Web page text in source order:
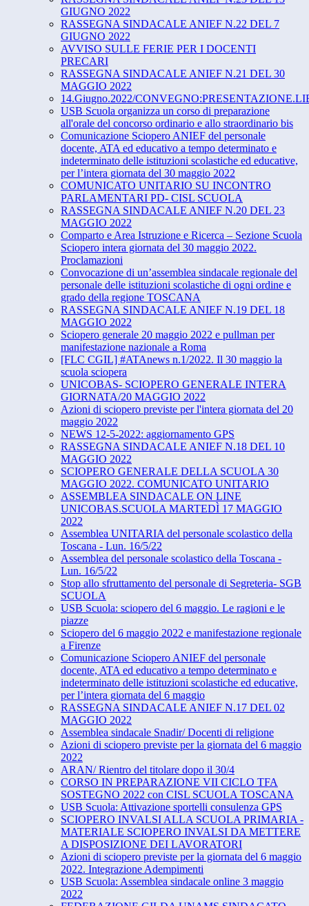
GIUGNO 2022
RASSEGNA SINDACALE ANIEF N.22 DEL 7
GIUGNO 2022
AVVISO SULLE FERIE PER I DOCENTI
PRECARI
RASSEGNA SINDACALE ANIEF N.21 DEL 30
MAGGIO 2022
14.Giugno.2022/
USB Scuola organizza un corso di preparazione
all'orale del concorso ordinario e allo straordinario bis
Comunicazione Sciopero ANIEF del personale
docente, ATA ed educativo a tempo determinato e
indeterminato delle istituzioni scolastiche ed educative,
per l’intera giornata del 30 maggio 2022
COMUNICATO UNITARIO SU INCONTRO
PARLAMENTARI PD- CISL SCUOLA
RASSEGNA SINDACALE ANIEF N.20 DEL 23
MAGGIO 2022
Comparto e Area Istruzione e Ricerca – Sezione Scuola
Sciopero intera giornata del 30 maggio 2022.
Proclamazioni
Convocazione di un’assemblea sindacale regionale del
personale delle istituzioni scolastiche di ogni ordine e
grado della regione TOSCANA
RASSEGNA SINDACALE ANIEF N.19 DEL 18
MAGGIO 2022
Sciopero generale 20 maggio 2022 e pullman per
manifestazione nazionale a Roma
[FLC CGIL] #ATAnews n.1/2022. Il 30 maggio la
scuola sciopera
UNICOBAS- SCIOPERO GENERALE INTERA
GIORNATA/20 MAGGIO 2022
Azioni di sciopero previste per l'intera giornata del 20
maggio 2022
NEWS 12-5-2022: aggiornamento GPS
RASSEGNA SINDACALE ANIEF N.18 DEL 10
MAGGIO 2022
SCIOPERO GENERALE DELLA SCUOLA 30
MAGGIO 2022. COMUNICATO UNITARIO
ASSEMBLEA SINDACALE ON LINE
UNICOBAS.SCUOLA MARTEDÌ 17 MAGGIO
2022
Assemblea UNITARIA del personale scolastico della
Toscana - Lun. 16/5/22
Assemblea del personale scolastico della Toscana -
Lun. 16/5/22
Stop allo sfruttamento del personale di Segreteria- SGB
SCUOLA
USB Scuola: sciopero del 6 maggio. Le ragioni e le
piazze
Sciopero del 6 maggio 2022 e manifestazione regionale
a Firenze
Comunicazione Sciopero ANIEF del personale
docente, ATA ed educativo a tempo determinato e
indeterminato delle istituzioni scolastiche ed educative,
per l’intera giornata del 6 maggio
RASSEGNA SINDACALE ANIEF N.17 DEL 02
MAGGIO 2022
Assemblea sindacale Snadir/ Docenti di religione
Azioni di sciopero previste per la giornata del 6 maggio
2022
ARAN/ Rientro del titolare dopo il 30/4
CORSO IN PREPARAZIONE VII CICLO TFA
SOSTEGNO 2022 con CISL SCUOLA TOSCANA
USB Scuola: Attivazione sportelli consulenza GPS
SCIOPERO INVALSI ALLA SCUOLA PRIMARIA -
MATERIALE SCIOPERO INVALSI DA METTERE
A DISPOSIZIONE DEI LAVORATORI
Azioni di sciopero previste per la giornata del 6 maggio
2022. Integrazione Adempimenti
USB Scuola: Assemblea sindacale online 3 maggio
2022